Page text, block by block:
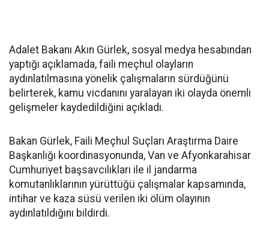
Adalet Bakanı Akın Gürlek, sosyal medya hesabından
yaptığı açıklamada, faili meçhul olayların
aydınlatılmasına yönelik çalışmaların sürdüğünü
belirterek, kamu vicdanını yaralayan iki olayda önemli
gelişmeler kaydedildiğini açıkladı.
Bakan Gürlek, Faili Meçhul Suçları Araştırma Daire
Başkanlığı koordinasyonunda, Van ve Afyonkarahisar
Cumhuriyet başsavcılıkları ile il jandarma
komutanlıklarının yürüttüğü çalışmalar kapsamında,
intihar ve kaza süsü verilen iki ölüm olayının
aydınlatıldığını bildirdi.